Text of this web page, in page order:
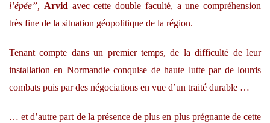
l’épée”, Arvid avec cette double faculté, a une compréhension
très fine de la situation géopolitique de la région.
Tenant compte dans un premier temps, de la difficulté de leur
installation en Normandie conquise de haute lutte par de lourds
combats puis par des négociations en vue d’un traité durable …
… et d’autre part de la présence de plus en plus prégnante de cette